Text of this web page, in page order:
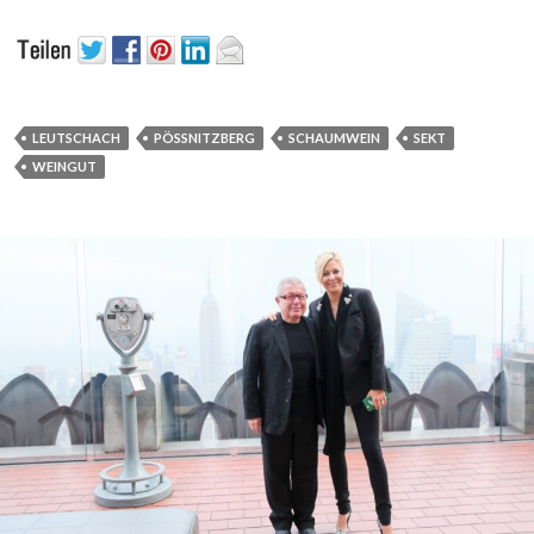
LEUTSCHACH PÖSSNITZBERG SCHAUMWEIN
SEKT
WEINGUT